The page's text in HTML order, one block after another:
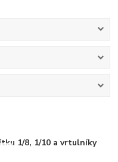
1/8, 1/10 a vrtulníky